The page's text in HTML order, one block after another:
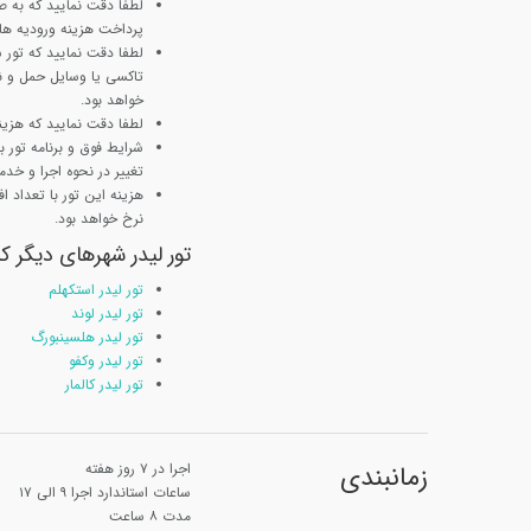
لطفا دقت نمایید که به
پرداخت هزینه ورودیه ها
لطفا دقت نمایید که
تاکسی یا وسایل حمل و
خواهد بود.
لطفا دقت نمایید که
شرایط فوق و برنامه
تغییر در نحوه اجرا و
نرخ خواهد بود.
تور لیدر شهرهای دیگر
تور لیدر استکهلم
تور لیدر لوند
تور لیدر هلسینبورگ
تور لیدر وکفو
تور لیدر کالمار
زمانبندی
اجرا در ۷ روز هفته
ساعات استاندارد اجرا ۹ الی ۱۷
مدت ۸ ساعت